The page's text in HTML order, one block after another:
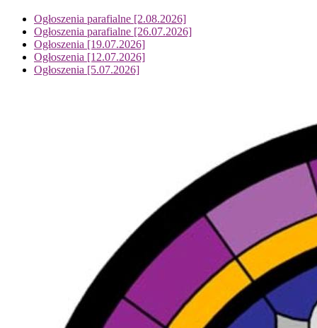
Ogłoszenia parafialne [2.08.2026]
Ogłoszenia parafialne [26.07.2026]
Ogłoszenia [19.07.2026]
Ogłoszenia [12.07.2026]
Ogłoszenia [5.07.2026]